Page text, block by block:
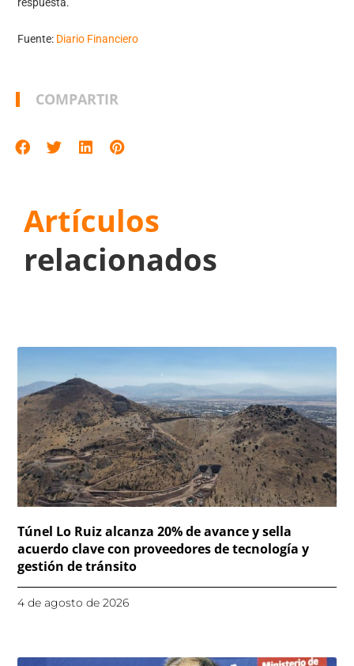
respuesta.
Fuente: Diario Financiero
COMPARTIR
Artículos
relacionados
Túnel Lo Ruiz alcanza 20% de avance y sella
acuerdo clave con proveedores de tecnología y
gestión de tránsito
4 de agosto de 2026